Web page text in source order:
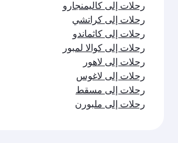
رحلات إلى كاليمنجارو
رحلات إلى كراتشي
رحلات إلى كاثماندو
رحلات إلى كوالا لمبور
رحلات إلى لاهور
رحلات إلى لاغوس
رحلات إلى مسقط
رحلات إلى ملبورن